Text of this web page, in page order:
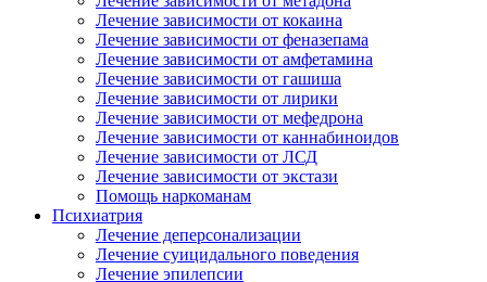
Лечение зависимости от кокаина
Лечение зависимости от феназепама
Лечение зависимости от амфетамина
Лечение зависимости от гашиша
Лечение зависимости от лирики
Лечение зависимости от мефедрона
Лечение зависимости от каннабиноидов
Лечение зависимости от ЛСД
Лечение зависимости от экстази
Помощь наркоманам
Психиатрия
Лечение деперсонализации
Лечение суицидального поведения
Лечение эпилепсии